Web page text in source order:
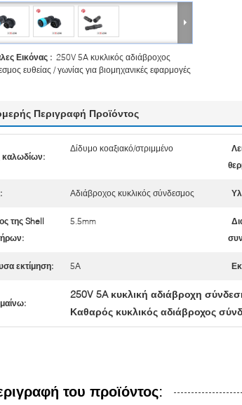
Εικόνας : 250V 5A κυκλικός αδιάβροχος
ευθείας / γωνίας για βιομηχανικές εφαρμογές
Περιγραφή Προϊόντος
καλωδίων:
Δίδυμο κοαξιακό/στριμμένο
Αδιάβροχος κυκλικός σύνδεσμος
της Shell
5.5mm
εκτίμηση: 5Α
250V 5A κυκλική αδιάβροχη
Καθαρός κυκλικός αδιάβροχος
του προϊόντος: